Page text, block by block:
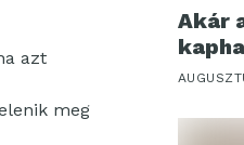
azt
meg
Akár